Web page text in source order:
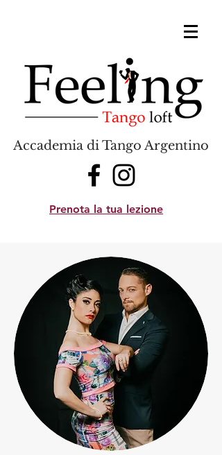
Accademia di Tango Argentino
Prenota la tua lezione